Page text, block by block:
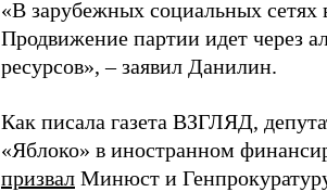
«В зарубежных социальных
Продвижение партии идет через
ресурсов», – заявил Данилин.
Как писала газета ВЗГЛЯД,
«Яблоко» в иностранном
призвал Минюст и